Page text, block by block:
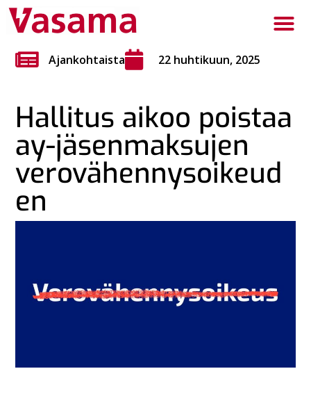
Ajankohtaista 22 huhtikuun, 2025
Hallitus aikoo poistaa
ay-jäsenmaksujen
verovähennysoikeud
en